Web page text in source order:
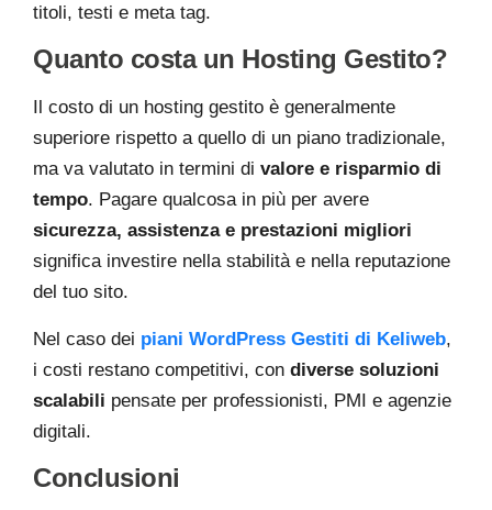
titoli, testi e meta tag.
Quanto costa un Hosting Gestito?
Il costo di un hosting gestito è generalmente
superiore rispetto a quello di un piano tradizionale,
ma va valutato in termini di valore e risparmio di
tempo. Pagare qualcosa in più per avere
sicurezza, assistenza e prestazioni migliori
significa investire nella stabilità e nella reputazione
del tuo sito.
Nel caso dei piani WordPress Gestiti di Keliweb,
i costi restano competitivi, con diverse soluzioni
scalabili pensate per professionisti, PMI e agenzie
digitali.
Conclusioni